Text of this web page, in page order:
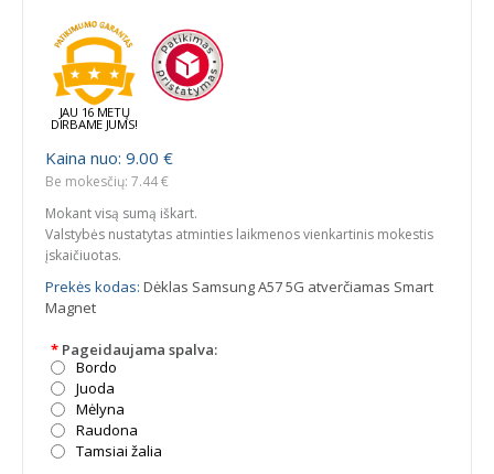
JAU 16 METŲ
DIRBAME JUMS!
Kaina nuo: 9.00 €
Be mokesčių: 7.44 €
Mokant visą sumą iškart.
Valstybės nustatytas atminties laikmenos vienkartinis mokestis
įskaičiuotas.
Prekės kodas: Dėklas Samsung A57 5G atverčiamas Smart
Magnet
* Pageidaujama spalva:
Bordo
Juoda
Mėlyna
Raudona
Tamsiai žalia